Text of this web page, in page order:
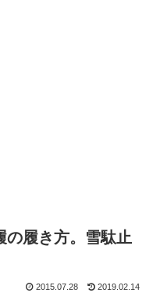
の履き方。雪駄止
2015.07.28 2019.02.14